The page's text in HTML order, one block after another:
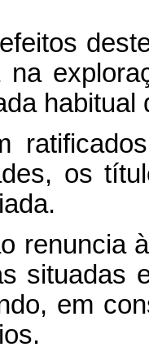
na
habitual
os
renuncia
situadas
em